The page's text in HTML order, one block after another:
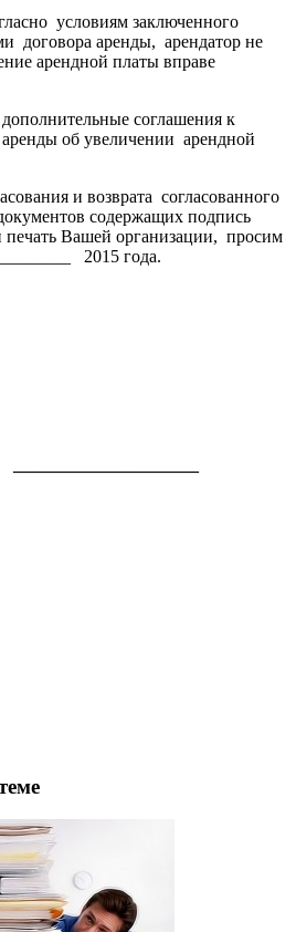
условиям заключенного
договора аренды, арендатор не
арендной платы вправе
соглашения к
об увеличении арендной
и возврата согласованного
содержащих подпись
Вашей организации, просим
2015 года.